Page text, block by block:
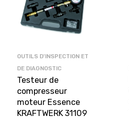
OUTILS D'INSPECTION ET
DE DIAGNOSTIC
Testeur de
compresseur
moteur Essence
KRAFTWERK 31109